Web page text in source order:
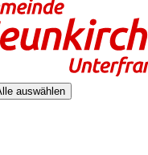
auswählen